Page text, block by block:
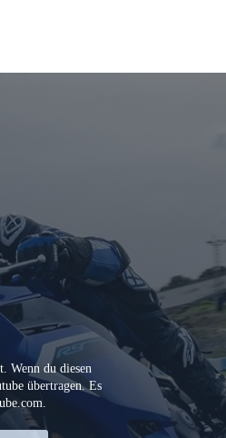
Wenn du diesen
übertragen. Es